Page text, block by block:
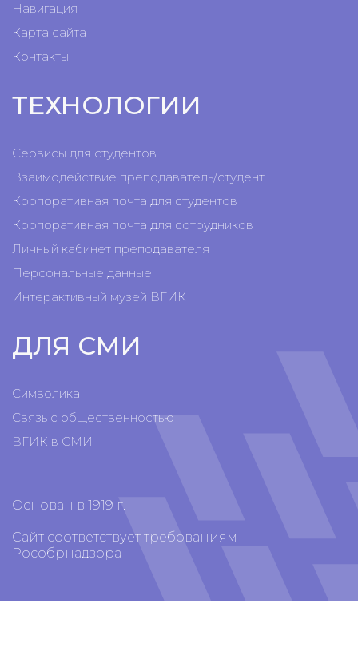
Навигация
Карта сайта
Контакты
ТЕХНОЛОГИИ
Сервисы для студентов
Взаимодействие преподаватель/студент
Корпоративная почта для студентов
Корпоративная почта для сотрудников
Личный кабинет преподавателя
Персональные данные
Интерактивный музей ВГИК
ДЛЯ СМИ
Символика
Связь с общественностью
ВГИК в СМИ
Основан в 1919 г.
Сайт соответствует требованиям
Рособрнадзора